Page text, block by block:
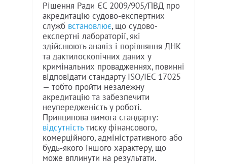
Рішення Ради ЄС 2009/905/ПВД про
акредитацію судово-експертних
служб встановлює, що судово-
експертні лабораторії, які
здійснюють аналіз і порівняння ДНК
та дактилоскопічних даних у
кримінальних провадженнях, повинні
відповідати стандарту ISO/IEC 17025
— тобто пройти незалежну
акредитацію та забезпечити
неупередженість у роботі.
Принципова вимога стандарту:
відсутністьтиску фінансового,
комерційного, адміністративного або
будь-якого іншого характеру, що
може вплинути на результати.